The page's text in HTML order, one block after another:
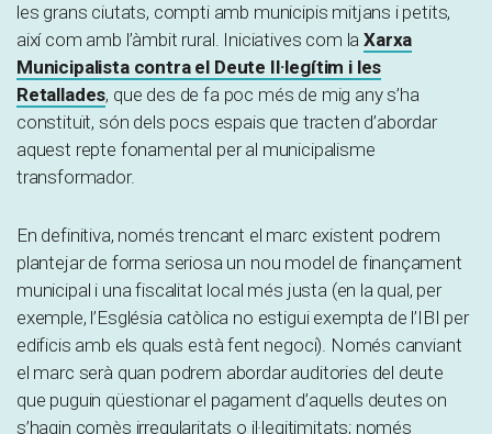
les grans ciutats, compti amb municipis mitjans i petits,
així com amb l’àmbit rural. Iniciatives com laXarxa
Municipalista contra el Deute Il·legítim i les
Retallades, que des de fa poc més de mig any s’ha
constituït, són dels pocs espais que tracten d’abordar
aquest repte fonamental per al municipalisme
transformador.
En definitiva, només trencant el marc existent podrem
plantejar de forma seriosa un nou model de finançament
municipal i una fiscalitat local més justa (en la qual, per
exemple, l’Església catòlica no estigui exempta de l’IBI per
edificis amb els quals està fent negoci). Només canviant
el marc serà quan podrem abordar auditories del deute
que puguin qüestionar el pagament d’aquells deutes on
s’hagin comès irregularitats o il·legitimitats; només